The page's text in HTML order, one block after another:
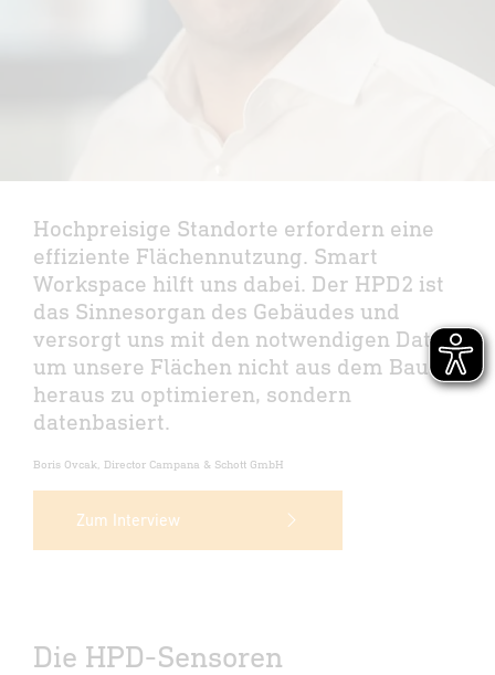
Hochpreisige Standorte erfordern eine
effiziente Flächennutzung. Smart
Workspace hilft uns dabei. Der HPD2 ist
das Sinnesorgan des Gebäudes und
versorgt uns mit den notwendigen Daten,
um unsere Flächen nicht aus dem Bauch
heraus zu optimieren, sondern
datenbasiert.
Boris Ovcak, Director Campana & Schott GmbH
Zum Interview
Die HPD-Sensoren